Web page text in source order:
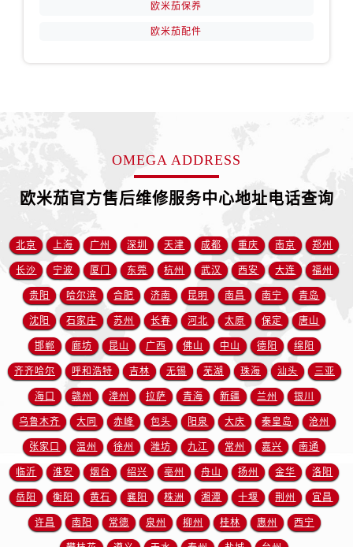
江苏省常州市新北区龙锦路1590号现代传媒中心5号楼10层1008室欧米茄售后服务中心（需提前预约）
江苏省连云港市海州区通灌北路欧米茄售后服务中心（需提前预约）
江苏省南京市秦淮区中山南路1号南京中心22层22-C1-C3室欧米茄售后服务中心（需提前预约）
江苏省宿迁市宿城区西湖路欧米茄售后服务中心（需提前预约）
江苏省泰州市海陵区永定东路399号置地商务中心东塔（华润万象城）17层1706室欧米茄售后服务中心（需提前预约）
江苏省徐州市鼓楼区淮海东路29号苏宁广场IFC国际金融中心35层3508室欧米茄售后服务中心（需提前预约）
江苏省盐城市盐都区世纪大道5号盐城金融城写字楼1号楼16层1604室欧米茄售后服务中心（需提前预约）
江苏省扬州市邗江区国展路29号星耀天地写字楼1号楼18层1803室欧米茄售后服务中心（需提前预约）
江苏省镇江市京口区中山东路欧米茄售后服务中心（需提前预约）
江西省抚州市临川区赣东大道欧米茄售后服务中心（需提前预约）
江西省赣州市章贡区文清路欧米茄售后服务中心（需提前预约）
江西省吉安市吉州区井冈山大道欧米茄售后服务中心（需提前预约）
江西省景德镇市珠山区珠山中路欧米茄售后服务中心（需提前预约）
江西省九江市浔阳区浔阳路欧米茄售后服务中心（需提前预约）
欧米茄保养
欧米茄配件
OMEGA ADDRESS
欧米茄官方售后维修服务中心地址电话查询
北京 上海 广州 深圳 天津 成都 重庆 南京 郑州
长沙 宁波 厦门 东莞 杭州 武汉 西安 大连 福州
贵阳 哈尔滨 合肥 济南 昆明 南昌 南宁 青岛
沈阳 石家庄 苏州 长春 河北 太原 保定 唐山
邯郸 廊坊 昆山 广西 佛山 中山 德阳 绵阳
齐齐哈尔 呼和浩特 吉林 无锡 芜湖 珠海 汕头 三亚
海口 赣州 漳州 拉萨 青海 新疆 兰州 银川
乌鲁木齐 大同 赤峰 包头 阳泉 大庆 秦皇岛 沧州
张家口 温州 徐州 潍坊 九江 常州 嘉兴 南通
临沂 淮安 烟台 绍兴 亳州 舟山 扬州 金华 洛阳
岳阳 衡阳 黄石 襄阳 株洲 湘潭 十堰 荆州 宜昌
许昌 南阳 常德 泉州 柳州 桂林 惠州 西宁